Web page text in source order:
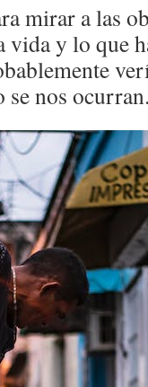
mirar a las
vida y lo que
se nos